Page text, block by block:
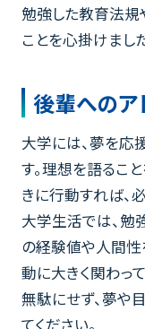
勉強した教育法
ことを心掛けまし
後輩へのア
大学には、夢を応
す。理想を語るこ
きに行動すれば、
大学生活では、勉
の経験値や人間性
動に大きく関わっ
無駄にせず、夢や
てください。